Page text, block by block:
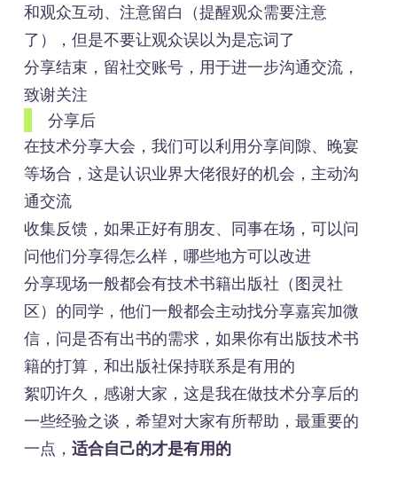
和观众互动、注意留白（提醒观众需要注意
了），但是不要让观众误以为是忘词了
分享结束，留社交账号，用于进一步沟通交流，
致谢关注
分享后
在技术分享大会，我们可以利用分享间隙、晚宴
等场合，这是认识业界大佬很好的机会，主动沟
通交流
收集反馈，如果正好有朋友、同事在场，可以问
问他们分享得怎么样，哪些地方可以改进
分享现场一般都会有技术书籍出版社（图灵社
区）的同学，他们一般都会主动找分享嘉宾加微
信，问是否有出书的需求，如果你有出版技术书
籍的打算，和出版社保持联系是有用的
絮叨许久，感谢大家，这是我在做技术分享后的
一些经验之谈，希望对大家有所帮助，最重要的
一点， 适合自己的才是有用的